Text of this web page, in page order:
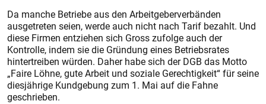
Da manche Betriebe aus den Arbeitgeberverbänden
ausgetreten seien, werde auch nicht nach Tarif bezahlt. Und
diese Firmen entziehen sich Gross zufolge auch der
Kontrolle, indem sie die Gründung eines Betriebsrates
hintertreiben würden. Daher habe sich der DGB das Motto
„Faire Löhne, gute Arbeit und soziale Gerechtigkeit“ für seine
diesjährige Kundgebung zum 1. Mai auf die Fahne
geschrieben.